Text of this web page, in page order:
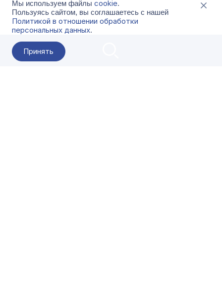
Мы используем файлы cookie.
Пользуясь сайтом, вы соглашаетесь с нашей
Политикой в отношении обработки
персональных данных.
Принять